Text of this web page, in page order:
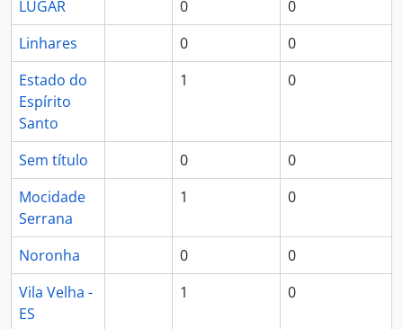
LUGAR 0
0
Linhares
0
0
Estado do
Espírito
Santo
1 0
Sem título 0
0
Mocidade
Serrana
1 0
Noronha 0
0
Vila Velha -
ES
1 0